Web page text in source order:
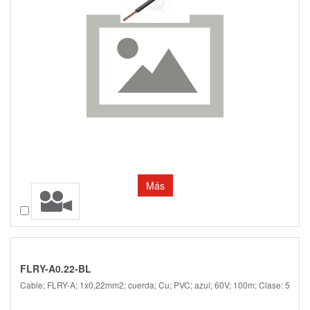
Más
Comparar
FLRY-A0.22-BL
Cable; FLRY-A; 1x0,22mm2; cuerda; Cu; PVC; azul; 60V; 100m; Clase: 5